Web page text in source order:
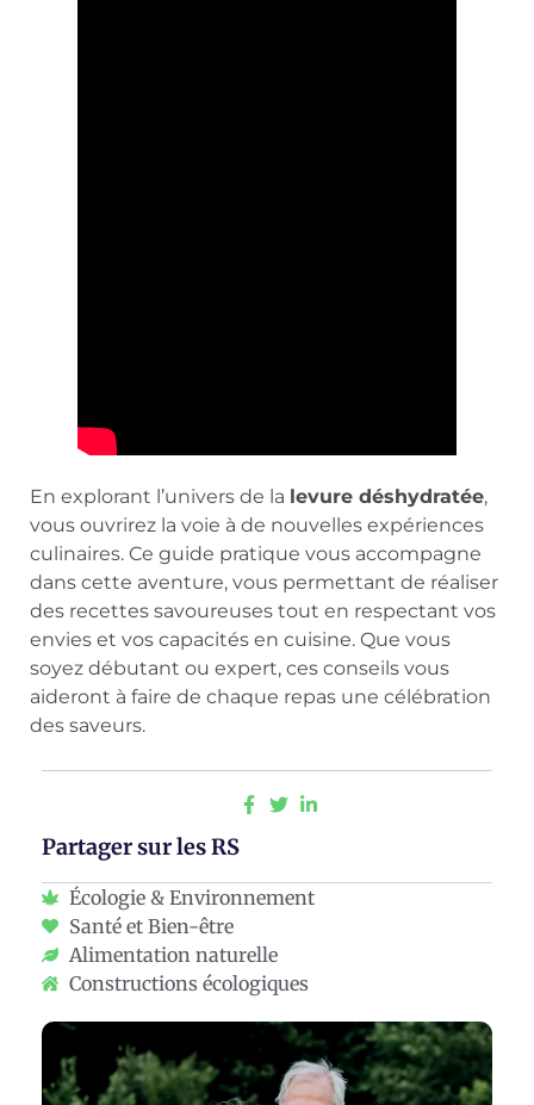
En explorant l’univers de la levure déshydratée,
vous ouvrirez la voie à de nouvelles expériences
culinaires. Ce guide pratique vous accompagne
dans cette aventure, vous permettant de réaliser
des recettes savoureuses tout en respectant vos
envies et vos capacités en cuisine. Que vous
soyez débutant ou expert, ces conseils vous
aideront à faire de chaque repas une célébration
des saveurs.
Partager sur les RS
Écologie & Environnement
Santé et Bien-être
Alimentation naturelle
Constructions écologiques